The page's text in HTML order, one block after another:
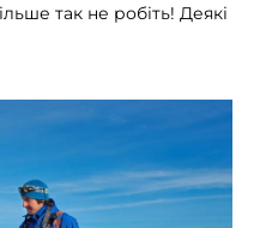
так не робіть! Деякі